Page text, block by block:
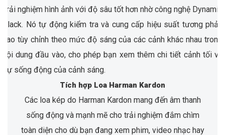
Trải nghiệm hình ảnh với độ sâu tốt hơn nhờ công nghệ Dynamic
Black. Nó tự động kiểm tra và cung cấp hiệu suất tương phản
cao tùy chỉnh theo mức độ sáng của các cảnh khác nhau trong
nội dung đầu vào, cho phép bạn xem thêm chi tiết cảnh tối và
sự sống động của cảnh sáng.
Tích hợp Loa Harman Kardon
Các loa kép do Harman Kardon mang đến âm thanh
sống động và mạnh mẽ cho trải nghiệm đắm chìm
toàn diện cho dù bạn đang xem phim, video nhạc hay